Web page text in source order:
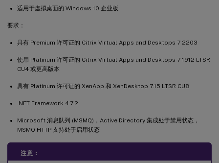
适用于虚拟桌面的 Windows 10 企业版
要求：
具有 Premium 许可证的 Citrix Virtual Apps and Desktops 7 2203
使用 Platinum 许可证的 Citrix Virtual Apps and Desktops 7 1912 LTSR
CU4 或更高版本
具有 Platinum 许可证的 XenApp 和 XenDesktop 7.15 LTSR CU8
.NET Framework 4.7.2
Microsoft 消息队列 (MSMQ)，Active Directory 集成处于禁用状态，
MSMQ HTTP 支持处于启用状态
注意：